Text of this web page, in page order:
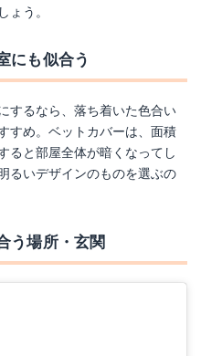
ょう。
にも似合う
するなら、落ち着いた色合い
すめ。ベットカバーは、面積
ると部屋全体が暗くなってし
るいデザインのものを選ぶの
う場所・玄関